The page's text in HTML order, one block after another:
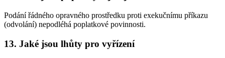
Podání řádného opravného prostředku proti exekučnímu příkazu
(odvolání) nepodléhá poplatkové povinnosti.
13. Jaké jsou lhůty pro vyřízení